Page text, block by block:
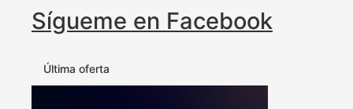
Sígueme en Facebook
Última oferta